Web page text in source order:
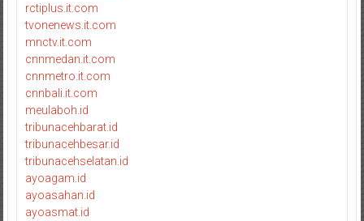
rctiplus.it.com
tvonenews.it.com
mnctv.it.com
cnnmedan.it.com
cnnmetro.it.com
cnnbali.it.com
meulaboh.id
tribunacehbarat.id
tribunacehbesar.id
tribunacehselatan.id
ayoagam.id
ayoasahan.id
ayoasmat.id